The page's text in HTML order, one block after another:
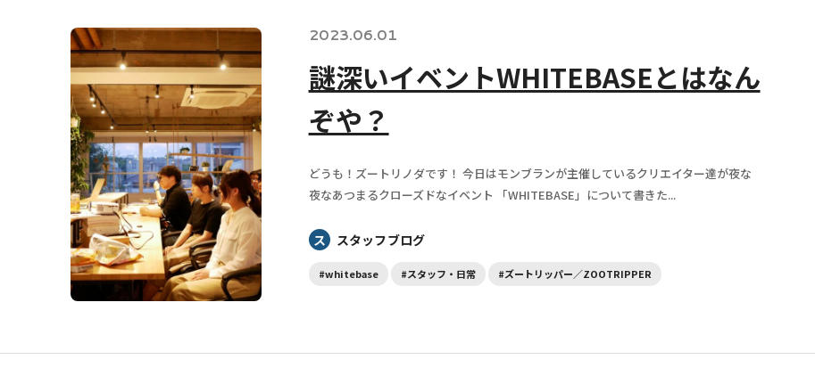
2023.06.01
謎深いイベントWHITEBASEとはなん
ぞや？
どうも！ズートリノダです！ 今日はモンブランが主催しているクリエイター達が夜な
夜なあつまるクローズドなイベント 「WHITEBASE」について書きた...
ス スタッフブログ
#whitebase #スタッフ・日常 #ズートリッパー／ZOOTRIPPER